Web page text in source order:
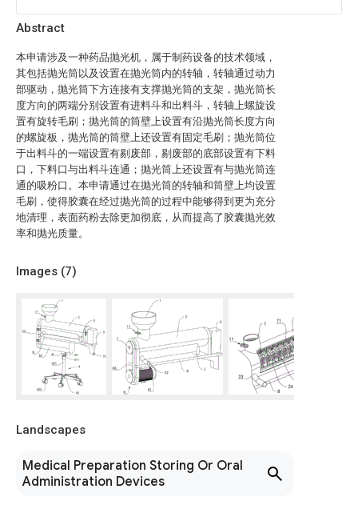
Abstract
本申请涉及一种药品抛光机，属于制药设备的技术领域，
其包括抛光筒以及设置在抛光筒内的转轴，转轴通过动力
部驱动，抛光筒下方连接有支撑抛光筒的支架，抛光筒长
度方向的两端分别设置有进料斗和出料斗，转轴上螺旋设
置有旋转毛刷；抛光筒的筒壁上设置有沿抛光筒长度方向
的螺旋板，抛光筒的筒壁上还设置有固定毛刷；抛光筒位
于出料斗的一端设置有剔废部，剔废部的底部设置有下料
口，下料口与出料斗连通；抛光筒上还设置有与抛光筒连
通的吸粉口。本申请通过在抛光筒的转轴和筒壁上均设置
毛刷，使得胶囊在经过抛光筒的过程中能够得到更为充分
地清理，表面药粉去除更加彻底，从而提高了胶囊抛光效
率和抛光质量。
Images (7)
Landscapes
Medical Preparation Storing Or Oral
Administration Devices